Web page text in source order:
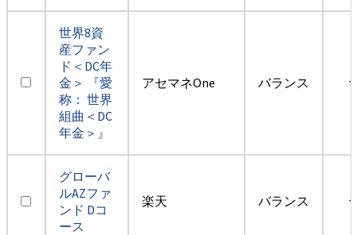
世界8資
産ファン
ド＜DC年
金＞ 『愛
称： 世界
組曲＜DC
年金＞』
アセマネOne バランス
グローバ
ルAZファ
ンド Dコ
ース
楽天 バランス